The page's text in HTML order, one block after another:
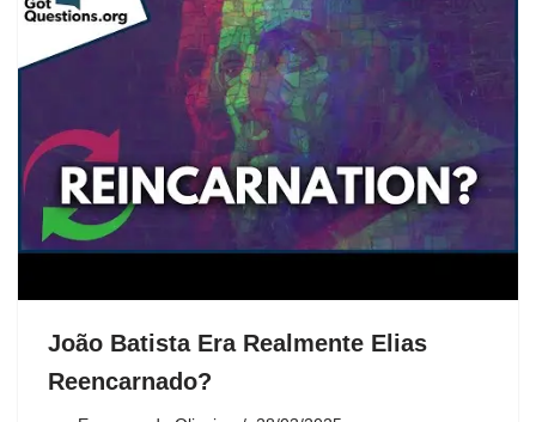
João Batista Era Realmente Elias
Reencarnado?